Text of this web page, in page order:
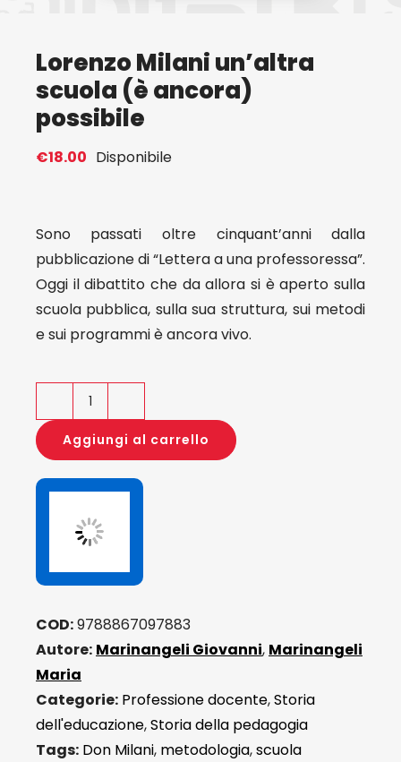
Lorenzo Milani un’altra
scuola (è ancora)
possibile
€18.00 Disponibile
Sono passati oltre cinquant’anni dalla
pubblicazione di “Lettera a una professoressa”.
Oggi il dibattito che da allora si è aperto sulla
scuola pubblica, sulla sua struttura, sui metodi
e sui programmi è ancora vivo.
Lorenzo
Milani
un'altra
scuola
(è
ancora)
quantità
Aggiungi al carrello
COD:9788867097883
Autore: Marinangeli Giovanni, Marinangeli
Maria
Categorie: Professione docente,Storia
dell'educazione,Storia della pedagogia
Tags: Don Milani, metodologia,scuola